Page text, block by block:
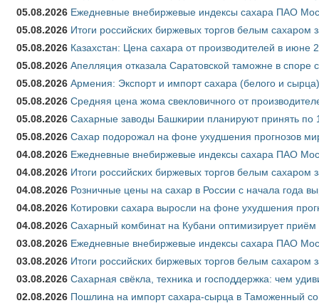
05.08.2026 Ежедневные внебиржевые индексы сахара ПАО
05.08.2026 Итоги российских биржевых торгов белым сахаром
05.08.2026 Казахстан: Цена сахара от производителей в июне
05.08.2026 Апелляция отказала Саратовской таможне в
05.08.2026 Армения: Экспорт и импорт сахара (белого и
05.08.2026 Средняя цена жома свекловичного от
05.08.2026 Сахарные заводы Башкирии планируют принять по
05.08.2026 Сахар подорожал на фоне ухудшения прогнозов
04.08.2026 Ежедневные внебиржевые индексы сахара ПАО
04.08.2026 Итоги российских биржевых торгов белым сахаром
04.08.2026 Розничные цены на сахар в России с начала года
04.08.2026 Котировки сахара выросли на фоне ухудшения
04.08.2026 Сахарный комбинат на Кубани оптимизирует приём
03.08.2026 Ежедневные внебиржевые индексы сахара ПАО
03.08.2026 Итоги российских биржевых торгов белым сахаром
03.08.2026 Сахарная свёкла, техника и господдержка: чем
02.08.2026 Пошлина на импорт сахара-сырца в Таможенный